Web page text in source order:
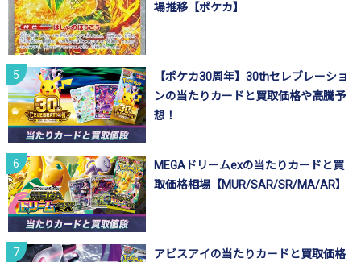
場推移【ポケカ】
【ポケカ30周年】30thセレブレーショ
ンの当たりカードと買取価格や高騰予
想！
MEGAドリームexの当たりカードと買
取価格相場【MUR/SAR/SR/MA/AR】
アビスアイの当たりカードと買取価格